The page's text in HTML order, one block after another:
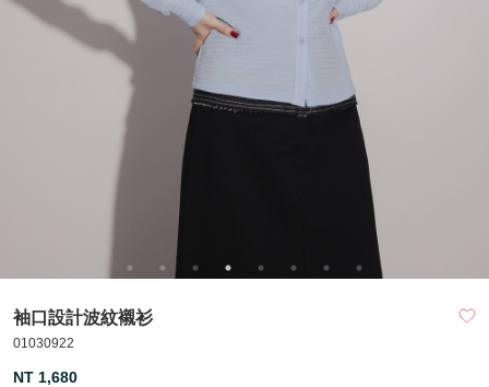
袖口設計波紋襯衫
01030922
NT 1,680